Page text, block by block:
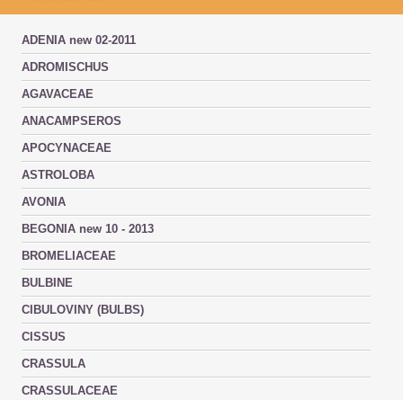
ADENIA new 02-2011
ADROMISCHUS
AGAVACEAE
ANACAMPSEROS
APOCYNACEAE
ASTROLOBA
AVONIA
BEGONIA new 10 - 2013
BROMELIACEAE
BULBINE
CIBULOVINY (BULBS)
CISSUS
CRASSULA
CRASSULACEAE